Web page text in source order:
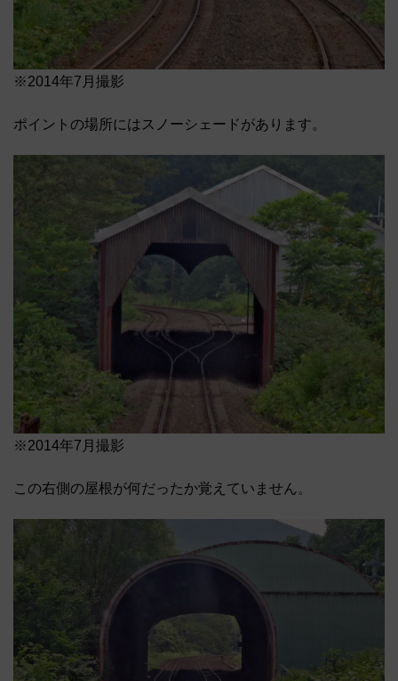
※2014年7月撮影
ポイントの場所にはスノーシェードがあります。
※2014年7月撮影
この右側の屋根が何だったか覚えていません。